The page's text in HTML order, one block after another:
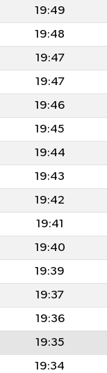
19:49
19:48
19:47
19:47
19:46
19:45
19:44
19:43
19:42
19:41
19:40
19:39
19:37
19:36
19:35
19:34